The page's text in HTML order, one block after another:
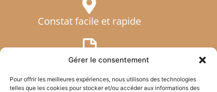
Gérer le consentement
Pour offrir les meilleures expériences, nous utilisons des technologies
telles que les cookies pour stocker et/ou accéder aux informations des
Constat facile et rapide
Transfert de documents